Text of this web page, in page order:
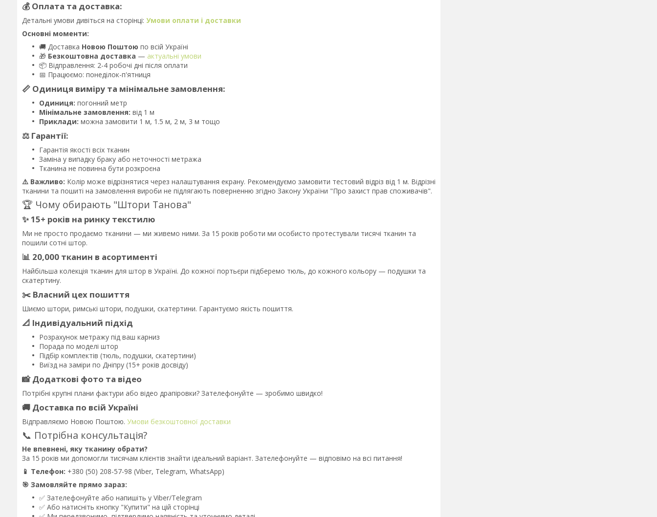
💰 Оплата та доставка:
Детальні умови дивіться на сторінці: Умови оплати і доставки
Основні моменти:
🚚 Доставка Новою Поштою по всій Україні
🎁 Безкоштовна доставка — актуальні умови
📦 Відправлення: 2-4 робочі дні після оплати
📅 Працюємо: понеділок-п'ятниця
📏 Одиниця виміру та мінімальне замовлення:
Одиниця: погонний метр
Мінімальне замовлення: від 1 м
Приклади: можна замовити 1 м, 1.5 м, 2 м, 3 м тощо
⚖️ Гарантії:
Гарантія якості всіх тканин
Заміна у випадку браку або неточності метража
Тканина не повинна бути розкроєна
⚠️ Важливо: Колір може відрізнятися через налаштування екрану. Рекомендуємо замовити тестовий відріз від 1 м. Відрізні
тканини та пошиті на замовлення вироби не підлягають поверненню згідно Закону України "Про захист прав споживачів".
🏆 Чому обирають "Штори Танова"
✨ 15+ років на ринку текстилю
Ми не просто продаємо тканини — ми живемо ними. За 15 років роботи ми особисто протестували тисячі тканин та
пошили сотні штор.
📊 20,000 тканин в асортименті
Найбільша колекція тканин для штор в Україні. До кожної портьєри підберемо тюль, до кожного кольору — подушки та
скатертину.
✂️ Власний цех пошиття
Шиємо штори, римські штори, подушки, скатертини. Гарантуємо якість пошиття.
📐 Індивідуальний підхід
Розрахунок метражу під ваш карниз
Порада по моделі штор
Підбір комплектів (тюль, подушки, скатертини)
Виїзд на заміри по Дніпру (15+ років досвіду)
📸 Додаткові фото та відео
Потрібні крупні плани фактури або відео драпіровки? Зателефонуйте — зробимо швидко!
🚚 Доставка по всій Україні
Відправляємо Новою Поштою. Умови безкоштовної доставки
📞 Потрібна консультація?
Не впевнені, яку тканину обрати?
За 15 років ми допомогли тисячам клієнтів знайти ідеальний варіант. Зателефонуйте — відповімо на всі питання!
📱 Телефон: +380 (50) 208-57-98 (Viber, Telegram, WhatsApp)
🎯 Замовляйте прямо зараз:
✅ Зателефонуйте або напишіть у Viber/Telegram
✅ Або натисніть кнопку "Купити" на цій сторінці